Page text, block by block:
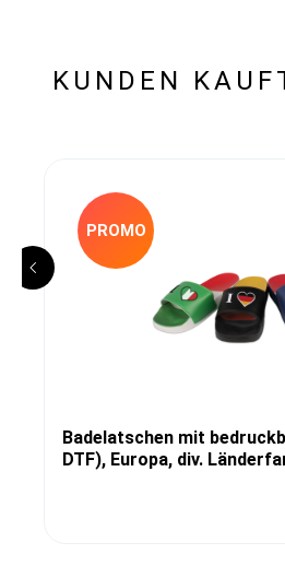
KUNDEN
PROMO
Badelatschen mit
DTF), Europa, div.